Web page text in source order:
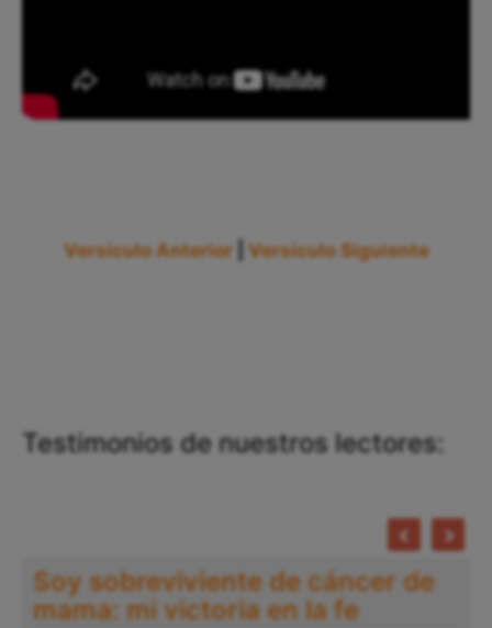
Versículo Anterior Versículo Siguiente
Testimonios de nuestros lectores:
Soy sobreviviente de cáncer de
mama: mi victoria en la fe